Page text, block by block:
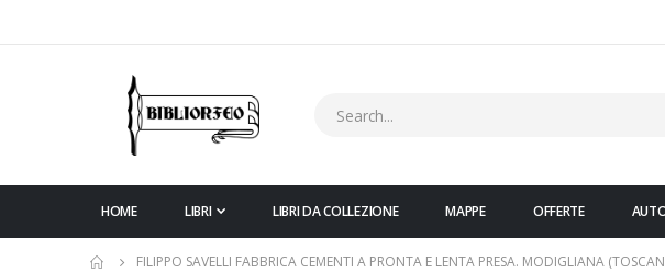
HOME LIBRI LIBRI DA COLLEZIONE MAPPE OFFERTE
FILIPPO SAVELLI FABBRICA CEMENTI A PRONTA E LENTA PRESA. MODIGLIANA